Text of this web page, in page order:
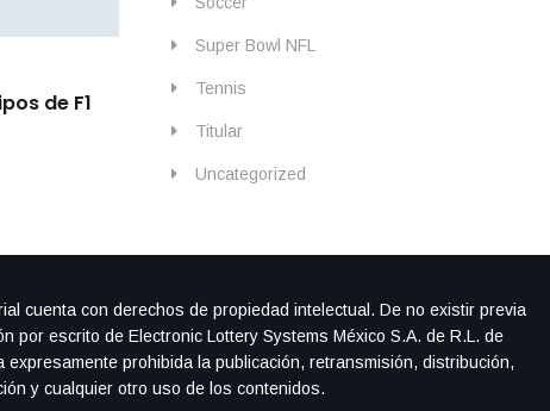
de F1
IdeasDeportes
Checo queda fuera en la SQ1, pero
Canadá su mejor posición
Super Bowl NFL
Tennis
Titular
Uncategorized
cuenta con derechos de propiedad intelectual. De no existir previa
por escrito de Electronic Lottery Systems México S.A. de R.L. de
expresamente prohibida la publicación, retransmisión, distribución,
y cualquier otro uso de los contenidos.